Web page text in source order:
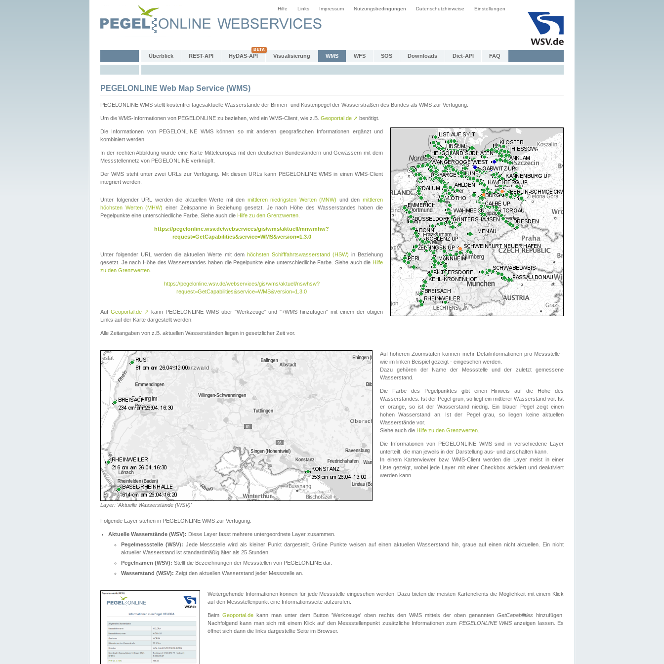
Hilfe Links Impressum Nutzungsbedingungen Datenschutzhinweise Einstellungen
Überblick REST-API HyDAS-API Visualisierung WMS WFS SOS Downloads Dict-API FAQ
PEGELONLINE Web Map Service (WMS)
PEGELONLINE WMS stellt kostenfrei tagesaktuelle Wasserstände der Binnen- und Küstenpegel der Wasserstraßen des Bundes als WMS zur Verfügung.
Um die WMS-Informationen von PEGELONLINE zu beziehen, wird ein WMS-Client, wie z.B. Geoportal.de ↗ benötigt.
Die Informationen von PEGELONLINE WMS können so mit anderen geografischen Informationen ergänzt und
kombiniert werden.
In der rechten Abbildung wurde eine Karte Mitteleuropas mit den deutschen Bundesländern und Gewässern mit dem
Messstellennetz von PEGELONLINE verknüpft.
Der WMS steht unter zwei URLs zur Verfügung. Mit diesen URLs kann PEGELONLINE WMS in einen WMS-Client
integriert werden.
Unter folgender URL werden die aktuellen Werte mit den mittleren niedrigsten Werten (MNW) und denmittleren
höchsten Werten (MHW) einer Zeitspanne in Beziehung gesetzt. Je nach Höhe des Wasserstandes haben die
Pegelpunkte eine unterschiedliche Farbe. Siehe auch die Hilfe zu den Grenzwerten
https://pegelonline.wsv.de/webservices/gis/wms/aktuell/mnwmhw?
request=GetCapabilities&service=WMS&version=1.3.0
Unter folgender URL werden die aktuellen Werte mit dem höchsten Schifffahrtswasserstand (HSW) in Beziehung
gesetzt. Je nach Höhe des Wasserstandes haben die Pegelpunkte eine unterschiedliche Farbe. Siehe auch die Hilfe
zu den Grenzwerten
https://pegelonline.wsv.de/webservices/gis/wms/aktuell/nswhsw?
request=GetCapabilities&service=WMS&version=1.3.0
Auf Geoportal.de ↗ kann PEGELONLINE WMS über "Werkzeuge" und "+WMS hinzufügen" mit einem der obigen
Links auf der Karte dargestellt werden.
Alle Zeitangaben von z.B. aktuellen Wasserständen liegen in gesetzlicher Zeit vor.
Layer: 'Aktuelle Wasserstände (WSV)'
Auf höheren Zoomstufen können mehr Detailinformationen pro Messstelle -
wie im linken Beispiel gezeigt - eingesehen werden.
Dazu gehören der Name der Messstelle und der zuletzt gemessene
Wasserstand.
Die Farbe des Pegelpunktes gibt einen Hinweis auf die Höhe des
Wasserstandes. Ist der Pegel grün, so liegt ein mittlerer Wasserstand vor. Ist
er orange, so ist der Wasserstand niedrig. Ein blauer Pegel zeigt einen
hohen Wasserstand an. Ist der Pegel grau, so liegen keine aktuellen
Wasserstände vor.
Siehe auch die Hilfe zu den Grenzwerten
Die Informationen von PEGELONLINE WMS sind in verschiedene Layer
unterteilt, die man jeweils in der Darstellung aus- und anschalten kann.
In einem Kartenviewer bzw. WMS-Client werden die Layer meist in einer
Liste gezeigt, wobei jede Layer mit einer Checkbox aktiviert und deaktiviert
werden kann.
Folgende Layer stehen in PEGELONLINE WMS zur Verfügung.
Aktuelle Wasserstände (WSV): Diese Layer fasst mehrere untergeordnete Layer zusammen.
Pegelmessstelle (WSV): Jede Messstelle wird als kleiner Punkt dargestellt. Grüne Punkte weisen auf einen aktuellen Wasserstand hin, graue auf einen nicht aktuellen. Ein nicht
aktueller Wasserstand ist standardmäßig älter als 25 Stunden.
Pegelnamen (WSV): Stellt die Bezeichnungen der Messstellen von PEGELONLINE dar.
Wasserstand (WSV): Zeigt den aktuellen Wasserstand jeder Messstelle an.
Weitergehende Informationen können für jede Messstelle eingesehen werden. Dazu bieten die meisten Kartenclients die Möglichkeit mit einem Klick
auf den Messstellenpunkt eine Informationsseite aufzurufen.
Beim Geoportal.de kann man unter dem Button 'Werkzeuge' oben rechts den WMS mittels der oben genannten GetCapabilities hinzufügen.
Nachfolgend kann man sich mit einem Klick auf den Messstellenpunkt zusätzliche Informationen zum PEGELONLINE WMSanzeigen lassen. Es
öffnet sich dann die links dargestellte Seite im Browser.